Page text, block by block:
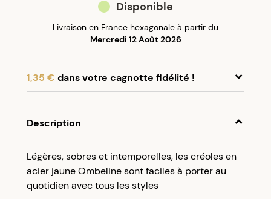
Disponible
Livraison en France hexagonale à partir du
Mercredi 12 Août 2026
1,35 € dans votre cagnotte fidélité !
compte client et cumulez 5% de vos achats dans
votre cagnotte fidélité sans minimum d’achat.
Utilisez votre cagnotte de fidélité dès votre
Description
Légères, sobres et intemporelles, les créoles en
acier jaune Ombeline sont faciles à porter au
quotidien avec tous les styles